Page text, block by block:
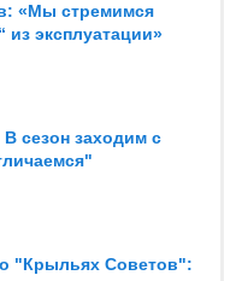
«Мы стремимся
из эксплуатации»
сезон заходим с
"Крыльях Советов":